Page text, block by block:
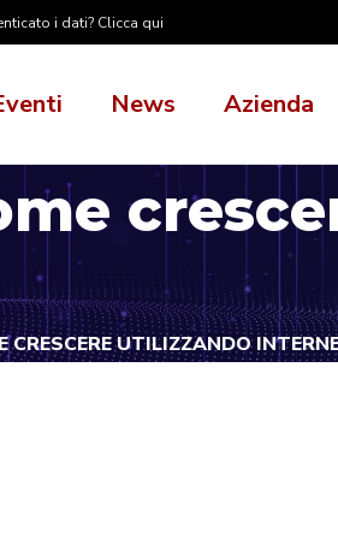
i dati? Clicca qui
News Azienda
CRESCERE UTILIZZANDO